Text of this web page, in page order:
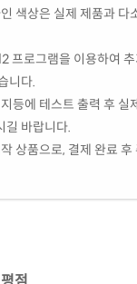
색상은 실제 제품과 다
프로그램을 이용하여 추
니다.
등에 테스트 출력 후 실
길 바랍니다.
상품으로, 결제 완료 후